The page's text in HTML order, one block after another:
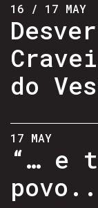
16 / 17 MAY
do
17 MAY
“… e